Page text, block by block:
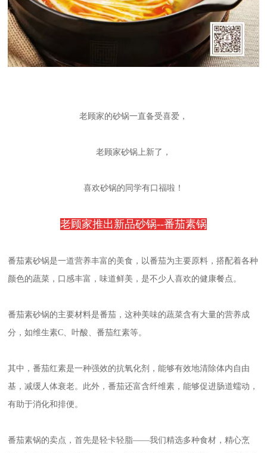
老顾家的砂锅一直备受喜爱，
老顾家砂锅上新了，
喜欢砂锅的同学有口福啦！
老顾家推出新品砂锅--番茄素锅
番茄素砂锅是一道营养丰富的美食，以番茄为主要原料，搭配着各种
颜色的蔬菜，口感丰富，味道鲜美，是不少人喜欢的健康餐点。
番茄素砂锅的主要材料是番茄，这种美味的蔬菜含有大量的营养成
分，如维生素C、叶酸、番茄红素等。
其中，番茄红素是一种强效的抗氧化剂，能够有效地清除体内自由
基，减缓人体衰老。此外，番茄还富含纤维素，能够促进肠道蠕动，
有助于消化和排便。
番茄素锅的卖点，首先是轻卡轻脂——我们精选多种食材，精心烹